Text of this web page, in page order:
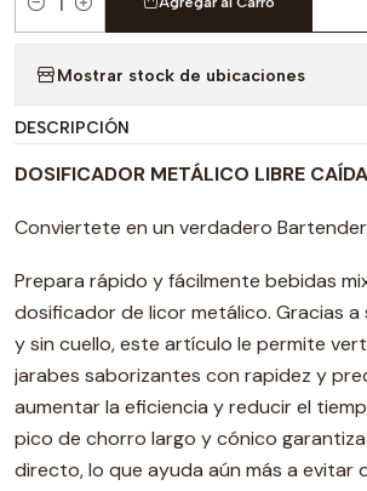
Cantidad
Mostrar stock de ubicaciones
DESCRIPCIÓN
DOSIFICADOR METÁLICO LIBRE CAÍDA
Conviertete en un verdadero Bartender.
Prepara rápido y fácilmente bebidas
dosificador de licor metálico. Gracias a
y sin cuello, este artículo le permite
jarabes saborizantes con rapidez y
aumentar la eficiencia y reducir el
pico de chorro largo y cónico
directo, lo que ayuda aún más a evitar